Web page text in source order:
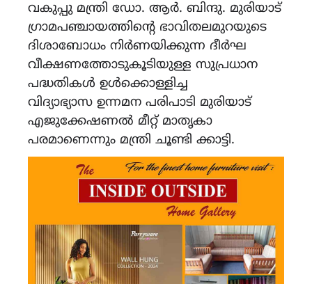
വകുപ്പു മന്ത്രി ഡോ. ആര്‍. ബിന്ദു. മുരിയാട്
ഗ്രാമപഞ്ചായത്തിന്‍റെ ഭാവിതലമുറയുടെ
ദിശാബോധം നിര്‍ണയിക്കുന്ന ദീർഘ
വീക്ഷണത്തോടുകൂടിയുള്ള സുപ്രധാന
പദ്ധതികള്‍ ഉള്‍ക്കൊള്ളിച്ച
വിദ്യാഭ്യാസ ഉന്നമന പരിപാടി മുരിയാട്
എജുക്കേഷണല്‍ മീറ്റ് മാതൃകാ
പരമാണെന്നും മന്ത്രി ചൂണ്ടി ക്കാട്ടി.